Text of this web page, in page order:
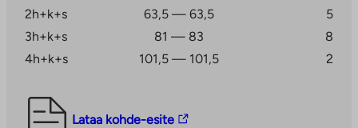
2h+k+s
63,5 — 63,5
5
3h+k+s
81 — 83
8
4h+k+s
101,5 — 101,5 2
Lataa kohde-esite
Linkki